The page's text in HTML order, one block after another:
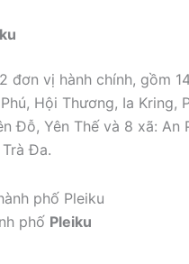
đơn vị hành chính, gồm
Hội Thương, Ia Kring,
Đỗ, Yên Thế và 8 xã: An
Trà Đa.
phố Pleiku